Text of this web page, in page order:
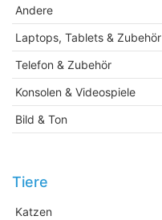
Andere
Laptops, Tablets & Zubehör
Telefon & Zubehör
Konsolen & Videospiele
Bild & Ton
Tiere
Katzen